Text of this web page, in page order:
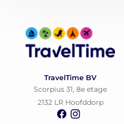
TravelTime BV
Scorpius 31, 8e etage
2132 LR Hoofddorp